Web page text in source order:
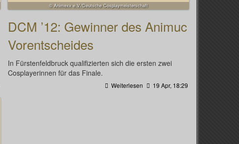
© Animexx e.V./Deutsche Cosplaymeisterschaft
DCM ’12: Gewinner des Animuc
Vorentscheides
In Fürstenfeldbruck qualifizierten sich die ersten zwei
Cosplayerinnen für das Finale.
Weiterlesen 19 Apr, 18:29